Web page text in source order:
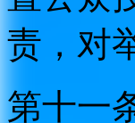
责，对
第十一